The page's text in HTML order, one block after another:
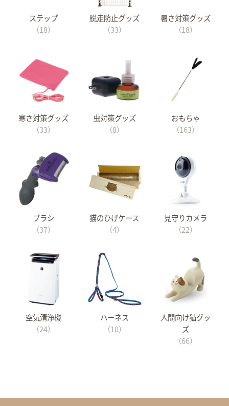
ステップ
（18）
脱走防止グッズ
（33）
暑さ対策グッズ
（18）
寒さ対策グッズ
（33）
虫対策グッズ
（8）
おもちゃ
（163）
ブラシ
（37）
猫のひげケース
（4）
見守りカメラ
（22）
空気清浄機
（24）
ハーネス
（10）
人間向け猫グッ
ズ
（66）